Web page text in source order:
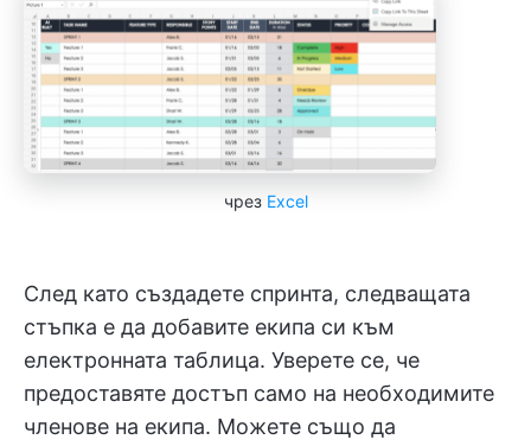
чрез Excel
След като създадете спринта, следващата
стъпка е да добавите екипа си към
електронната таблица. Уверете се, че
предоставяте достъп само на необходимите
членове на екипа. Можете също да